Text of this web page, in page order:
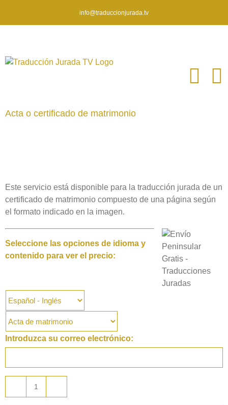
contenido
info@traduccionjurada.tv
Acta o certificado de matrimonio
Este servicio está disponible para la traducción jurada de un
certificado de matrimonio compuesto de una página según
el formato indicado en la imagen.
Seleccione las opciones de idioma y
contenido para ver el precio:
Introduzca su correo electrónico:
Acta